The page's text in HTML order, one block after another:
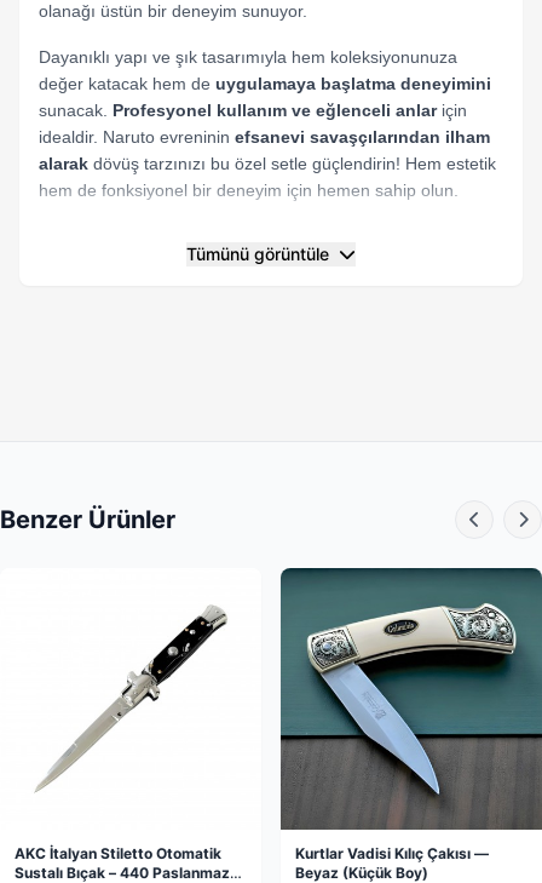
olanağı üstün bir deneyim sunuyor.
Dayanıklı yapı ve şık tasarımıyla hem koleksiyonunuza
değer katacak hem de uygulamaya başlatma deneyimini
sunacak. Profesyonel kullanım ve eğlenceli anlariçin
idealdir. Naruto evreninin efsanevi savaşçılarından ilham
alarak dövüş tarzınızı bu özel setle güçlendirin! Hem estetik
hem de fonksiyonel bir deneyim için hemen sahip olun.
Dayanıklı paslanmaz çelik (paslanmaz çelik),
uzun ömürlü kullanım sağlar.
Tasarım:
Kırmızı ipli sap tasarımı, hem şık bir görünüm hem
de rahat bir tutuş sağlar.
olan şık taşıma kılıflı.
Tümünü görüntüle
Benzer Ürünler
AKC İtalyan Stiletto Otomatik
Sustalı Bıçak – 440 Paslanmaz
Kurtlar Vadisi Kılıç Çakısı —
Beyaz (Küçük Boy)